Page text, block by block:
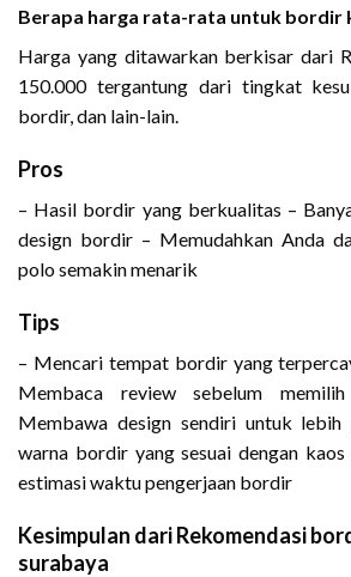
Berapa harga rata-rata untuk bordir
Harga yang ditawarkan berkisar dari
150.000 tergantung dari tingkat
bordir, dan lain-lain.
Pros
– Hasil bordir yang berkualitas –
design bordir – Memudahkan Anda
polo semakin menarik
Tips
– Mencari tempat bordir yang
Membaca review sebelum
Membawa design sendiri untuk
warna bordir yang sesuai dengan
estimasi waktu pengerjaan bordir
Kesimpulan dari Rekomendasi
surabaya